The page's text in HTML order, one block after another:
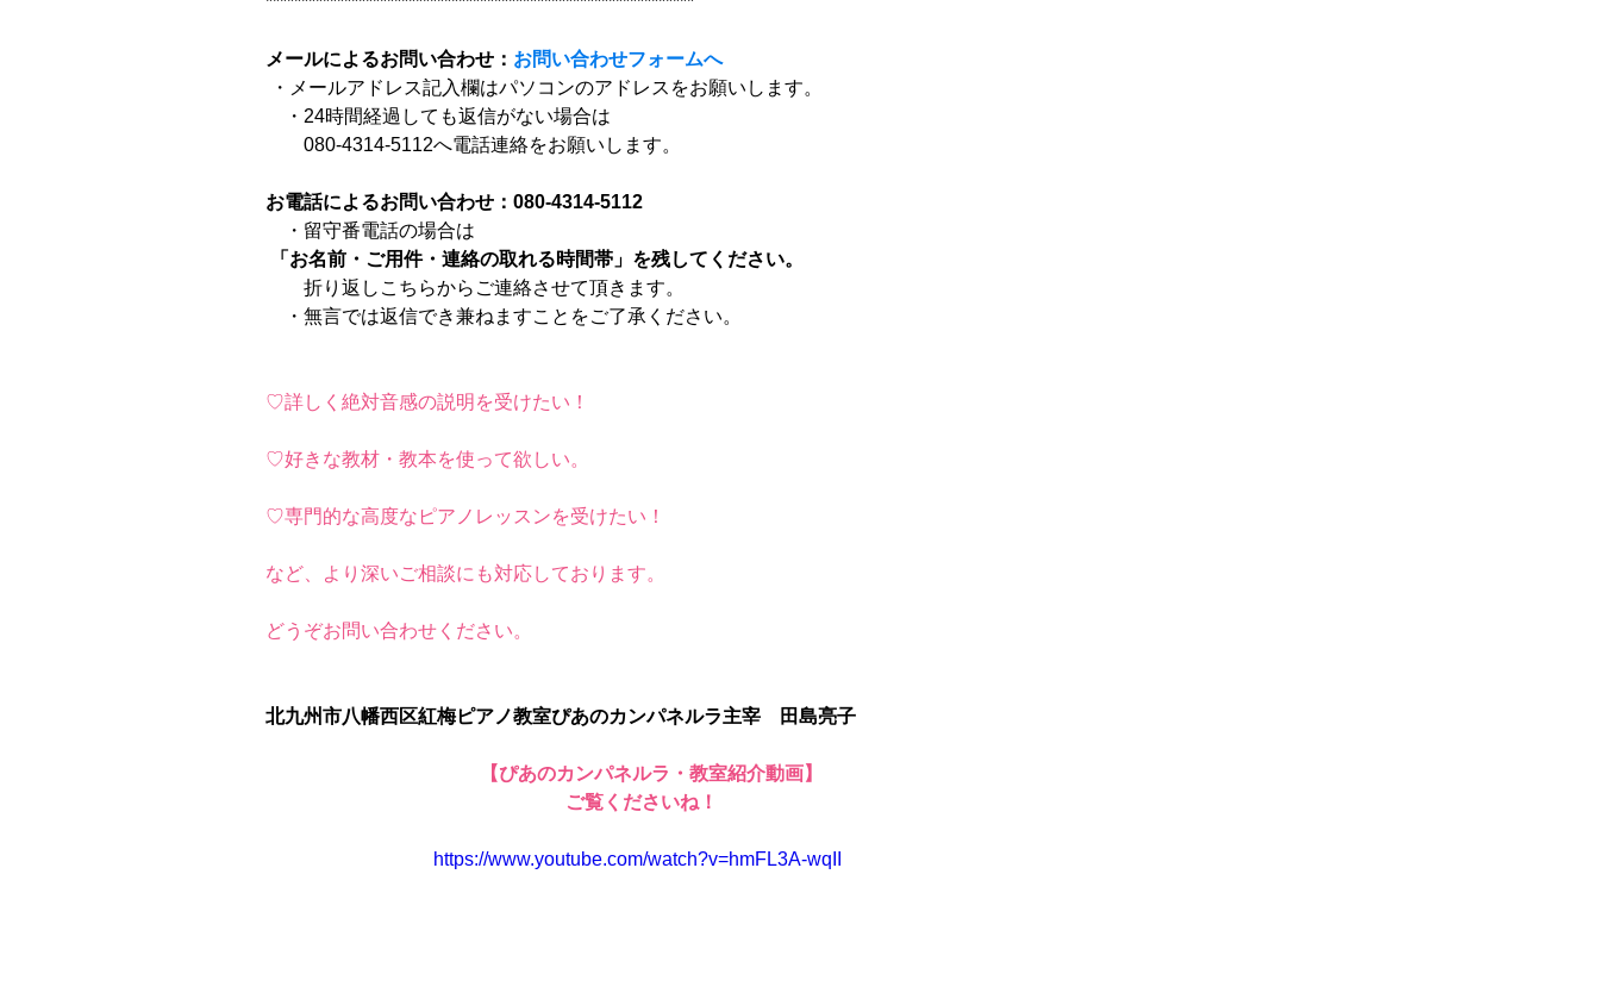
メールによるお問い合わせ： お問い合わせフォームへ
・メールアドレス記入欄はパソコンのアドレスをお願いします。
・24時間経過しても返信がない場合は
080-4314-5112へ電話連絡をお願いします。
お電話によるお問い合わせ：080-4314-5112
・留守番電話の場合は
「お名前・ご用件・連絡の取れる時間帯」を残してください。
折り返しこちらからご連絡させて頂きます。
・無言では返信でき兼ねますことをご了承ください。
♡詳しく絶対音感の説明を受けたい！
♡好きな教材・教本を使って欲しい。
♡専門的な高度なピアノレッスンを受けたい！
など、より深いご相談にも対応しております。
どうぞお問い合わせください。
北九州市八幡西区紅梅ピアノ教室ぴあのカンパネルラ主宰　田島亮子
【ぴあのカンパネルラ・教室紹介動画】
ご覧くださいね！
https://www.youtube.com/watch?v=hmFL3A-wqII